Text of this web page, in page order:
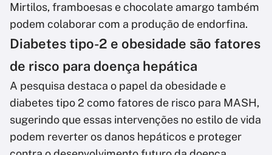
Mirtilos, framboesas e chocolate amargo também
podem colaborar com a produção de endorfina.
Diabetes tipo-2 e obesidade são fatores
de risco para doença hepática
A pesquisa destaca o papel da obesidade e
diabetes tipo 2 como fatores de risco para MASH,
sugerindo que essas intervenções no estilo de vida
podem reverter os danos hepáticos e proteger